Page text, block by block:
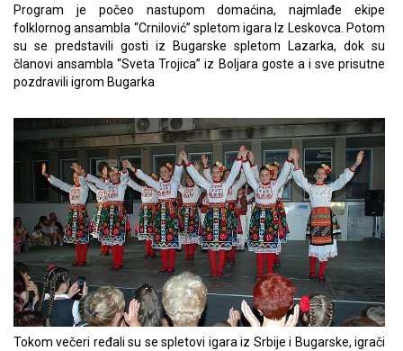
Program je počeo nastupom domaćina, najmlađe ekipe
folklornog ansambla “Crnilović” spletom igara Iz Leskovca. Potom
su se predstavili gosti iz Bugarske spletom Lazarka, dok su
članovi ansambla “Sveta Trojica” iz Boljara goste a i sve prisutne
pozdravili igrom Bugarka
Tokom večeri ređali su se spletovi igara iz Srbije i Bugarske, igrači